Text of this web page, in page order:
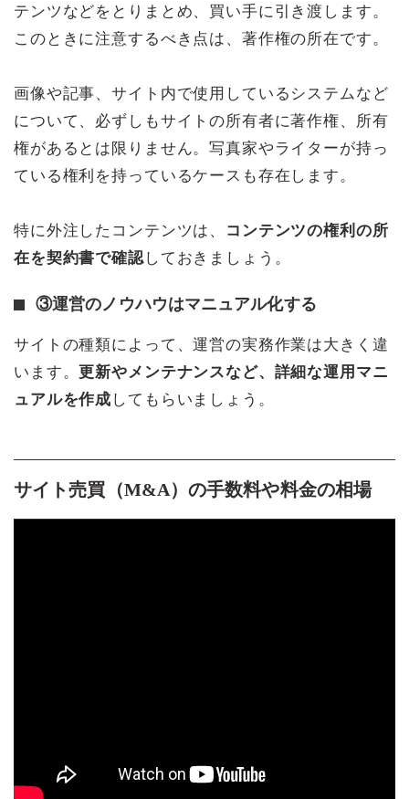
テンツなどをとりまとめ、買い手に引き渡します。
このときに注意するべき点は、著作権の所在です。
画像や記事、サイト内で使用しているシステムなど
について、必ずしもサイトの所有者に著作権、所有
権があるとは限りません。写真家やライターが持っ
ている権利を持っているケースも存在します。
特に外注したコンテンツは、
コンテンツの権利の所
在を契約書で確認 しておきましょう。
③運営のノウハウはマニュアル化する
サイトの種類によって、運営の実務作業は大きく違
います。更新やメンテナンスなど、詳細な運用マニ
ュアルを作成 してもらいましょう。
サイト売買（M&A）の手数料や料金の相場